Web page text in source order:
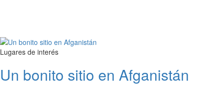
Lugares de interés
Un bonito sitio en Afganistán